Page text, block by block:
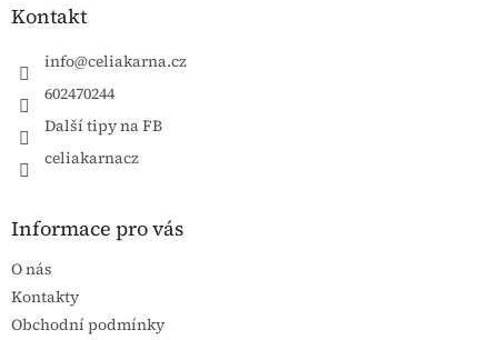
Kontakt
info@celiakarna.cz
602470244
Další tipy na FB
celiakarnacz
Informace pro vás
O nás
Kontakty
Obchodní podmínky